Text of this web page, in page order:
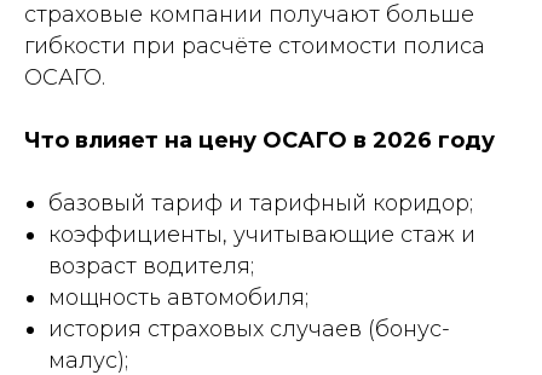
страховые компании получают больше
гибкости при расчёте стоимости полиса
ОСАГО.
Что влияет на цену ОСАГО в 2026 году
базовый тариф и тарифный коридор;
коэффициенты, учитывающие стаж и
возраст водителя;
мощность автомобиля;
история страховых случаев (бонус-
малус);